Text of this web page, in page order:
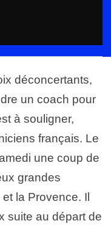
déconcertants,
un coach pour
à souligner,
français. Le
une coup de
grandes
la Provence. Il
suite au départ de